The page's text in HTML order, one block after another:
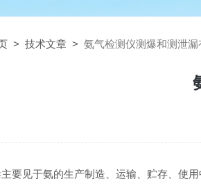
> 技术文章 > 氨气检测仪测爆和测泄
见于氨的生产制造、运输、贮存、使用